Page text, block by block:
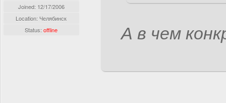
Joined: 12/17/2006
Location: Челябинск
Status:offline А в чем